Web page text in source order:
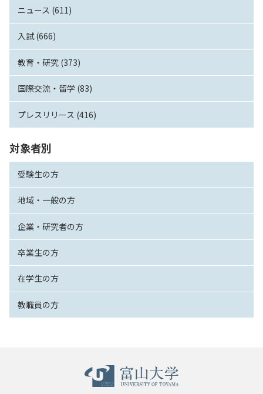
ニュース (611)
入試 (666)
教育・研究 (373)
国際交流・留学 (83)
プレスリリース (416)
対象者別
受験生の方
地域・一般の方
企業・研究者の方
卒業生の方
在学生の方
教職員の方